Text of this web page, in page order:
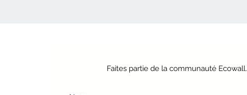
Faites partie de la communauté Ecowall.